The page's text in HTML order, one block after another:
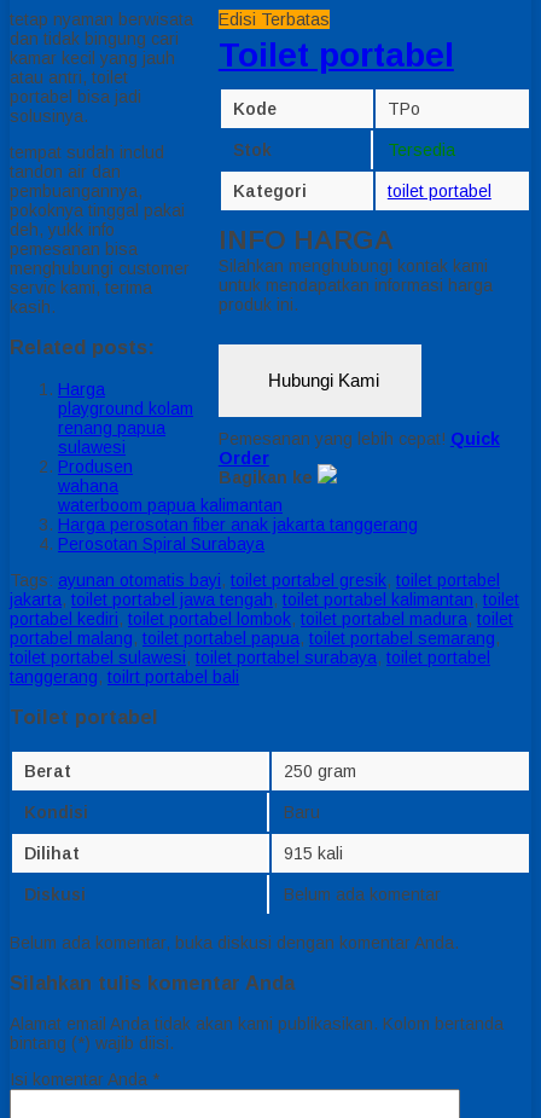
Edisi Terbatas
Toilet portabel
Kode TPo
Stok Tersedia
Kategori toilet portabel
INFO HARGA
Silahkan menghubungi kontak kami
untuk mendapatkan informasi harga
produk ini.
Hubungi Kami
Pemesanan yang lebih cepat! Quick
Order
Bagikan ke
tetap nyaman berwisata
dan tidak bingung cari
kamar kecil yang jauh
atau antri, toilet
portabel bisa jadi
solusinya.
tempat sudah includ
tandon air dan
pembuangannya,
pokoknya tinggal pakai
deh, yukk info
pemesanan bisa
menghubungi customer
servic kami, terima
kasih.
Related posts:
Harga
playground kolam
renang papua
sulawesi
Produsen
wahana
waterboom papua kalimantan
Harga perosotan fiber anak jakarta tanggerang
Perosotan Spiral Surabaya
Tags: ayunan otomatis bayi, toilet portabel gresik, toilet portabel
jakarta, toilet portabel jawa tengah, toilet portabel kalimantan, toilet
portabel kediri, toilet portabel lombok, toilet portabel madura, toilet
portabel malang, toilet portabel papua, toilet portabel semarang,
toilet portabel sulawesi, toilet portabel surabaya, toilet portabel
tanggerang, toilrt portabel bali
Toilet portabel
Berat 250 gram
Kondisi Baru
Dilihat 915 kali
Diskusi Belum ada komentar
Belum ada komentar, buka diskusi dengan komentar Anda.
Silahkan tulis komentar Anda
Alamat email Anda tidak akan kami publikasikan. Kolom bertanda
bintang (*) wajib diisi.
Isi komentar Anda *